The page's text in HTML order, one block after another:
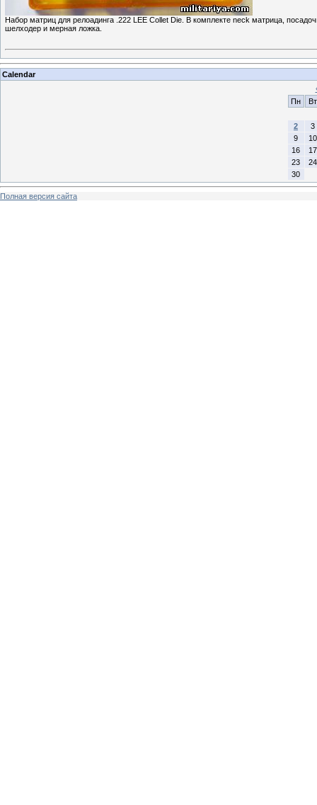
Набор матриц для релоадинга .222 LEE Collet Die. В комплекте neck матрица,
шелходер и мерная ложка.
Calendar
Пн
Вт
2
3
9
10
16
17
23
24
30
Полная версия сайта